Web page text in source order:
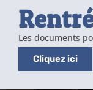
Les documents
Cliquez ici